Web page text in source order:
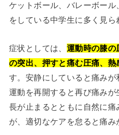
ケットボール、バレーボー
をしている中学生に多く見ら
症状としては、 運動時の膝の
の突出、押すと痛む圧痛、熱
す。安静にしていると痛みが
運動を再開すると再び痛み
長が止まるとともに自然に
が、適切なケアを怠ると痛み